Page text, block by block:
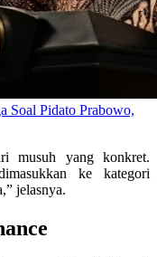
Soal Pidato Prabowo,
musuh yang konkret.
ke kategori
jelasnya.